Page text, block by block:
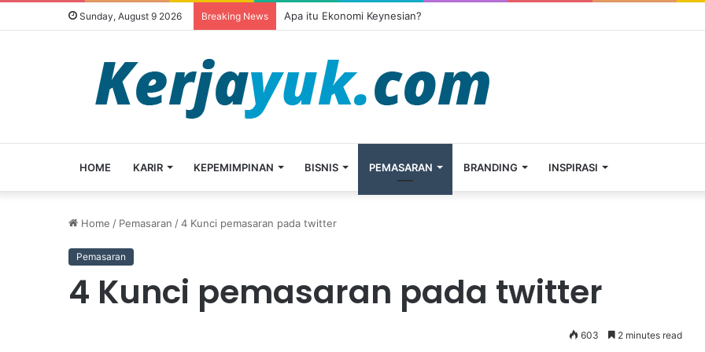
Sunday, August 9 2026 Breaking News Apa itu Ekonomi Keynesian?
HOME KARIR KEPEMIMPINAN BISNIS PEMASARAN BRANDING INSPIRASI
Home / Pemasaran /4 Kunci pemasaran pada twitter
Pemasaran
4 Kunci pemasaran pada twitter
603 2 minutes read